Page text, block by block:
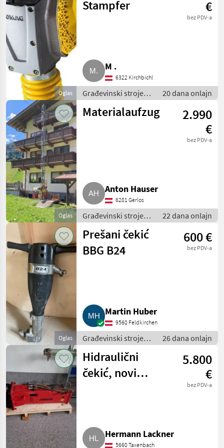
Oglas
Stampfer
€
bez PDV-a
M .
6322 Kirchbichl
Građevinski strojevi
/ Mali građevinski
strojevi
20 dana onlajn
Oglas
Materialaufzug
2.990
€
bez PDV-a
Anton Hauser
6281 Gerlos
Građevinski strojevi
/ Mali građevinski
strojevi
22 dana onlajn
Oglas
Prešani čekić
BBG B24
600 €
bez PDV-a
Martin Huber
9560 Feldkirchen
Građevinski strojevi
/ Mali građevinski
strojevi
26 dana onlajn
Hidraulični
čekić, novi
5.800
€
bez PDV-a
Hermann Lackner
5660 Taxenbach